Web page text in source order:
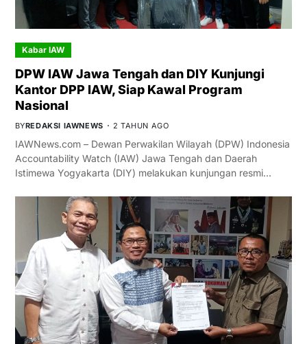
Kabar IAW
DPW IAW Jawa Tengah dan DIY Kunjungi
Kantor DPP IAW, Siap Kawal Program
Nasional
BYREDAKSI IAWNEWS 2 TAHUN AGO
IAWNews.com – Dewan Perwakilan Wilayah (DPW) Indonesia
Accountability Watch (IAW) Jawa Tengah dan Daerah
Istimewa Yogyakarta (DIY) melakukan kunjungan resmi…